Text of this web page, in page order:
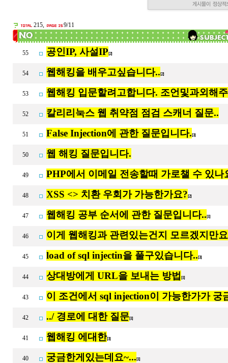
215, 9/11
55 공인IP, 사설IP [2]
54 웹해킹을 배우고싶습니다.. [2]
53 웹해킹 입문할려고합니다. 조언및과외해
52 칼리리눅스 웹 취약점 점검 스캐너 질문..
51 False Injection에 관한 질문입니다. [3]
50 웹 해킹 질문입니다.
49 PHP에서 이메일 전송할때 가로챌 수 있나
48 XSS <> 치환 우회가 가능한가요? [2]
47 웹해킹 공부 순서에 관한 질문입니다.. [1]
46 이게 웹해킹과 관련있는건지 모르겠지만요
45 load of sql injectin을 풀구있습니다.. [3]
44 상대방에게 URL을 보내는 방법 [1]
43 이 조건에서 sql injection이 가능한가가 궁
42 ../ 경로에 대한 질문[1]
41 웹해킹 에대한[3]
40 궁금한게있는데요~... [1]